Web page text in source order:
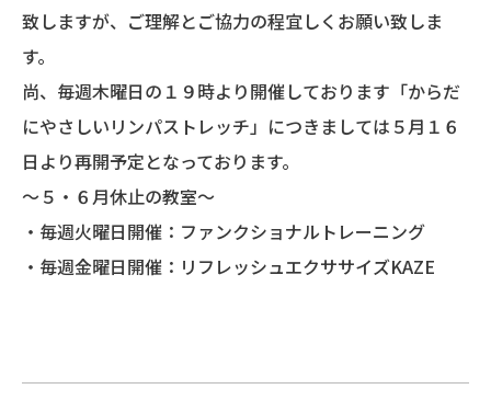
致しますが、ご理解とご協力の程宜しくお願い致しま
す。
尚、毎週木曜日の１９時より開催しております「からだ
にやさしいリンパストレッチ」につきましては５月１６
日より再開予定となっております。
～５・６月休止の教室～
・毎週火曜日開催：ファンクショナルトレーニング
・毎週金曜日開催：リフレッシュエクササイズKAZE